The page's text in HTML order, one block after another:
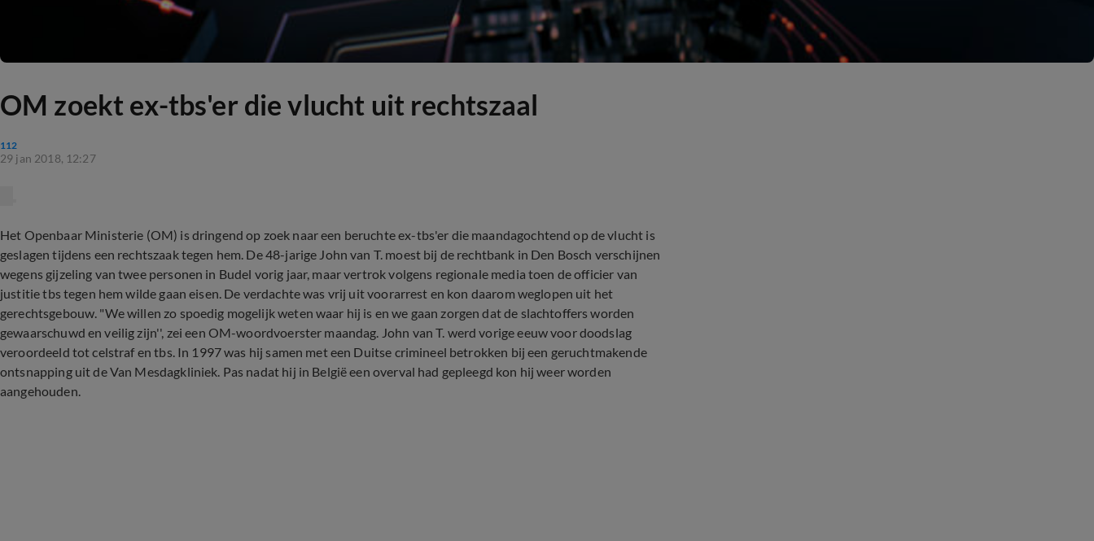
OM zoekt ex-tbs'er die vlucht uit rechtszaal
112
29 jan 2018, 12:27
Het Openbaar Ministerie (OM) is dringend op zoek naar een beruchte ex-tbs'er die maandagochtend op de vlucht is
geslagen tijdens een rechtszaak tegen hem. De 48-jarige John van T. moest bij de rechtbank in Den Bosch verschijnen
wegens gijzeling van twee personen in Budel vorig jaar, maar vertrok volgens regionale media toen de officier van
justitie tbs tegen hem wilde gaan eisen. De verdachte was vrij uit voorarrest en kon daarom weglopen uit het
gerechtsgebouw. "We willen zo spoedig mogelijk weten waar hij is en we gaan zorgen dat de slachtoffers worden
gewaarschuwd en veilig zijn'', zei een OM-woordvoerster maandag. John van T. werd vorige eeuw voor doodslag
veroordeeld tot celstraf en tbs. In 1997 was hij samen met een Duitse crimineel betrokken bij een geruchtmakende
ontsnapping uit de Van Mesdagkliniek. Pas nadat hij in België een overval had gepleegd kon hij weer worden
aangehouden.